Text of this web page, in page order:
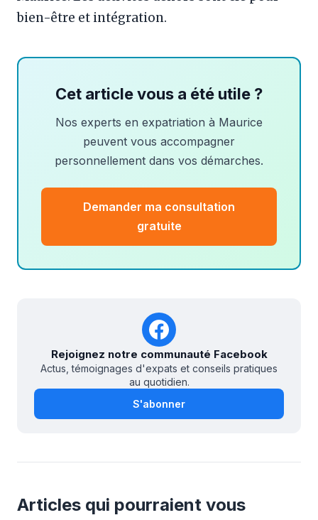
bien-être et intégration.
Cet article vous a été utile ?
Nos experts en expatriation à Maurice
peuvent vous accompagner
personnellement dans vos démarches.
Demander ma consultation
gratuite
Rejoignez notre communauté Facebook
Actus, témoignages d'expats et conseils pratiques
au quotidien.
S'abonner
Articles qui pourraient vous